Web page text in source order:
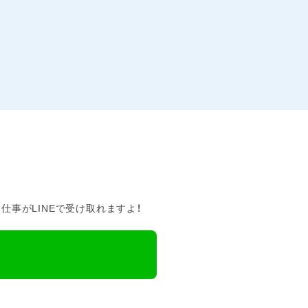
事がLINEで受け取れますよ！